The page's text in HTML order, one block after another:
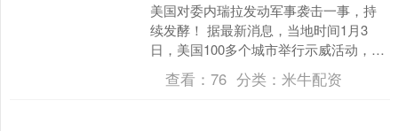
美国对委内瑞拉发动军事袭击一事，持
续发酵！ 据最新消息，当地时间1月3
日，美国100多个城市举行示威活动，抗
议美国对委内瑞拉发动袭击。 同日，美
国前副总统、前民....
查看： 76 分类： 米牛配资